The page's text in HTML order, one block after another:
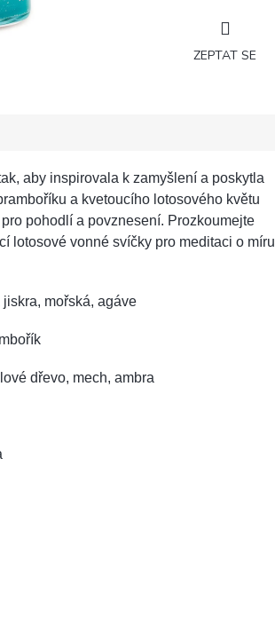
ZEPTAT SE
aby inspirovala k zamyšlení a poskytla
a kvetoucího lotosového květu
pohodlí a povznesení. Prozkoumejte
lotosové vonné svíčky pro meditaci o míru
mořská, agáve
dřevo, mech, ambra